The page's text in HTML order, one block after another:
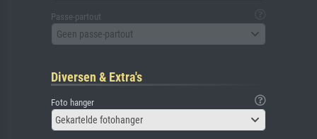
Passe-partout
Geen passe-partout
Diversen & Extra's
Foto hanger
Gekartelde fotohanger